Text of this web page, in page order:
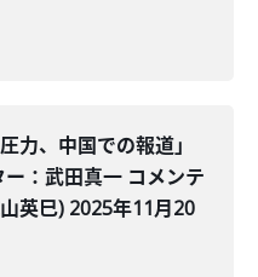
力、中国での報道」
：武田真一 コメンテ
英巳) 2025年11月20